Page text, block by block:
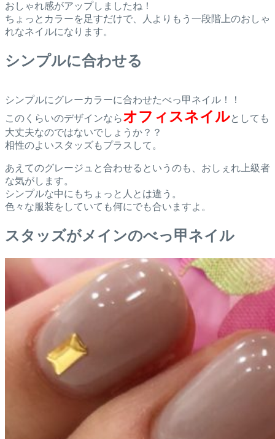
おしゃれ感がアップしましたね！
ちょっとカラーを足すだけで、人よりもう一段階上のおしゃ
れなネイルになります。
シンプルに合わせる
シンプルにグレーカラーに合わせたべっ甲ネイル！！
このくらいのデザインならオフィスネイルとしても
大丈夫なのではないでしょうか？？
相性のよいスタッズもプラスして。
あえてのグレージュと合わせるというのも、おしぇれ上級者
な気がします。
シンプルな中にもちょっと人とは違う。
色々な服装をしていても何にでも合いますよ。
スタッズがメインのべっ甲ネイル